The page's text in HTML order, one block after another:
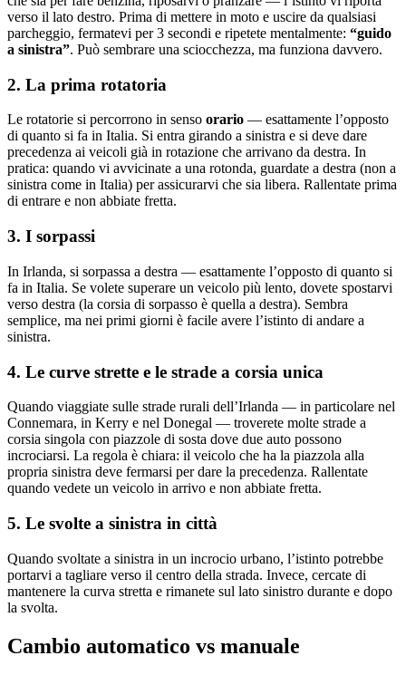
verso il lato destro. Prima di mettere in moto e uscire da qualsiasi
parcheggio, fermatevi per 3 secondi e ripetete mentalmente: “guido
a sinistra”. Può sembrare una sciocchezza, ma funziona davvero.
2. La prima rotatoria
Le rotatorie si percorrono in senso orario — esattamente l’opposto
di quanto si fa in Italia. Si entra girando a sinistra e si deve dare
precedenza ai veicoli già in rotazione che arrivano da destra. In
pratica: quando vi avvicinate a una rotonda, guardate a destra (non a
sinistra come in Italia) per assicurarvi che sia libera. Rallentate prima
di entrare e non abbiate fretta.
3. I sorpassi
In Irlanda, si sorpassa a destra — esattamente l’opposto di quanto si
fa in Italia. Se volete superare un veicolo più lento, dovete spostarvi
verso destra (la corsia di sorpasso è quella a destra). Sembra
semplice, ma nei primi giorni è facile avere l’istinto di andare a
sinistra.
4. Le curve strette e le strade a corsia unica
Quando viaggiate sulle strade rurali dell’Irlanda — in particolare nel
Connemara, in Kerry e nel Donegal — troverete molte strade a
corsia singola con piazzole di sosta dove due auto possono
incrociarsi. La regola è chiara: il veicolo che ha la piazzola alla
propria sinistra deve fermarsi per dare la precedenza. Rallentate
quando vedete un veicolo in arrivo e non abbiate fretta.
5. Le svolte a sinistra in città
Quando svoltate a sinistra in un incrocio urbano, l’istinto potrebbe
portarvi a tagliare verso il centro della strada. Invece, cercate di
mantenere la curva stretta e rimanete sul lato sinistro durante e dopo
la svolta.
Cambio automatico vs manuale